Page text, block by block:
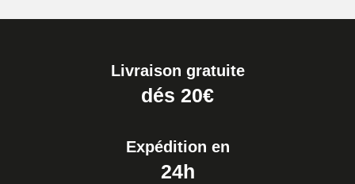
Livraison gratuite
dés 20€
Expédition en
24h